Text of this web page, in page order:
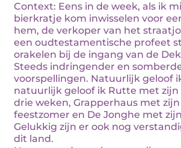
Context: Eens in de week, als ik
bierkratje kom inwisselen voor
hem, de verkoper van het
een oudtestamentische profeet
orakelen bij de ingang van de
Steeds indringender en
voorspellingen. Natuurlijk geloof
natuurlijk geloof ik Rutte met zijn
drie weken, Grapperhaus met
feestzomer en De Jonghe met
Gelukkig zijn er ook nog
dit land.